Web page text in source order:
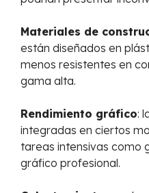
Materiales de
están diseñados en
menos resistentes en
gama alta.
Rendimiento gráfico:
integradas en ciertos
tareas intensivas como
gráfico profesional.